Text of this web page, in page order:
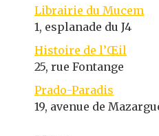
Librairie du Mucem
1, esplanade du J4
Histoire de l’Œil
25, rue Fontange
Prado-Paradis
19, avenue de